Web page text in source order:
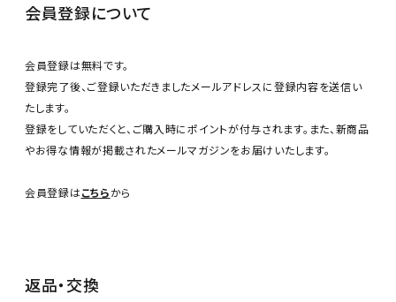
会員登録について
会員登録は無料です。
登録完了後、ご登録いただきましたメールアドレスに登録内容を送信い
たします。
登録をしていただくと、ご購入時にポイントが付与されます。また、新商品
やお得な情報が掲載されたメールマガジンをお届けいたします。
会員登録はこちらから
返品・交換